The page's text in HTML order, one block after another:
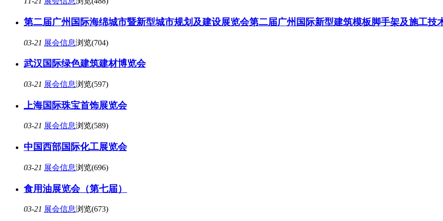
第二届广州国际海绵城市暨新型城市规划及建设展览会第二届广州国际新型建筑模板脚手架及施工技
03-21 展会信息浏览(704)
武汉国际绿色建筑建材博览会
03-21 展会信息浏览(597)
上海国际珠宝首饰展览会
03-21 展会信息浏览(589)
中国西部国际化工展览会
03-21 展会信息浏览(696)
食用油展览会（第七届）
03-21 展会信息浏览(673)